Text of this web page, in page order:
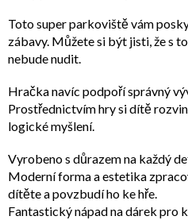
Toto super parkoviště vám
zábavy. Můžete si být jisti, že s
nebude nudit.
Hračka navíc podpoří správný
Prostřednictvím hry si dítě
logické myšlení.
Vyrobeno s důrazem na každý
Moderní forma a estetika
dítěte a povzbudí ho ke hře.
Fantastický nápad na dárek pro